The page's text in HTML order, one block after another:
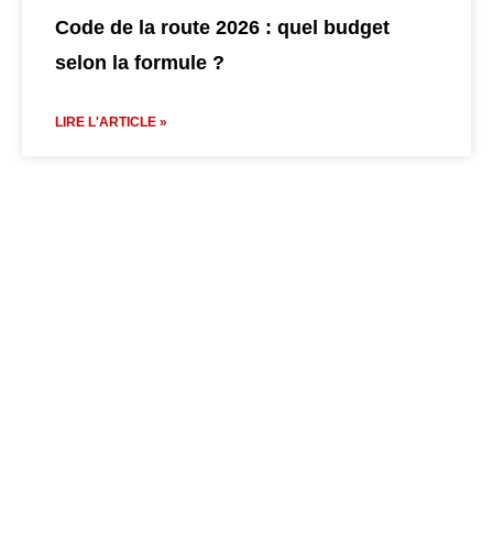
Code de la route 2026 : quel budget
selon la formule ?
LIRE L'ARTICLE »